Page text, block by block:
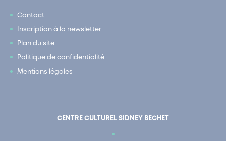
Contact
Inscription à la newsletter
Plan du site
Politique de confidentialité
Mentions légales
CENTRE CULTUREL SIDNEY BECHET